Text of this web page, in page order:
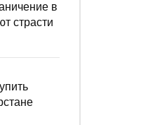
в
страсти